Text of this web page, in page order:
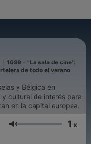
1699 - "La sala de cine":
de todo el verano
y Bélgica en
y cultural de interés para
en la capital europea.
Volumen 1 x